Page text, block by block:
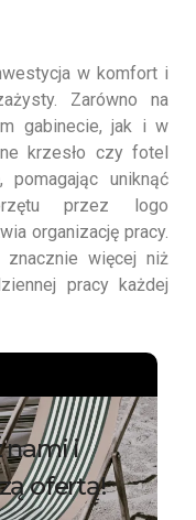
w komfort i
Zarówno na
gabinecie, jak i w
krzesło czy fotel
uniknąć
przez logo
organizację pracy.
więcej niż
pracy każdej
nami i
ofertą!